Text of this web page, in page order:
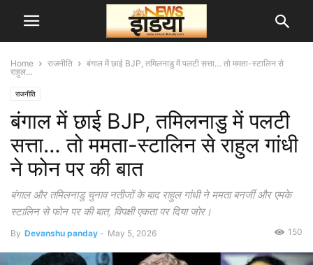
Home राजनीति
बंगाल में छाई BJP, तमिलनाडु में पलटी सत्ता… तो ममता-स्टालिन से
राहुल...
राजनीति
बंगाल में छाई BJP, तमिलनाडु में पलटी
सत्ता… तो ममता-स्टालिन से राहुल गांधी
ने फोन पर की बात
बंगाल और तमिलनाडु चुनाव नतीजों के बाद राहुल गांधी ने ममता बनर्जी और एमके
स्टालिन से फोन पर की बात, विपक्षी एकता पर दिया जोर।
By Devanshu panday - May 5, 2026 150